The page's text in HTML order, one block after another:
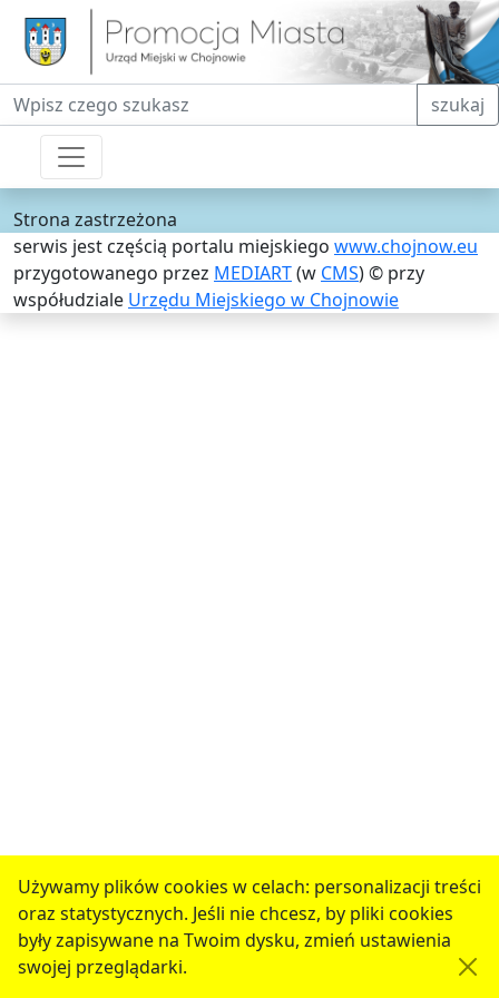
Używamy plików cookies w celach: personalizacji treści
oraz statystycznych. Jeśli nie chcesz, by pliki cookies
były zapisywane na Twoim dysku, zmień ustawienia
swojej przeglądarki.
Fraza do wyszukiwania szukaj
Strona zastrzeżona
serwis jest częścią portalu miejskiego www.chojnow.eu
przygotowanego przez MEDIART(w CMS) © przy
współudziale Urzędu Miejskiego w Chojnowie